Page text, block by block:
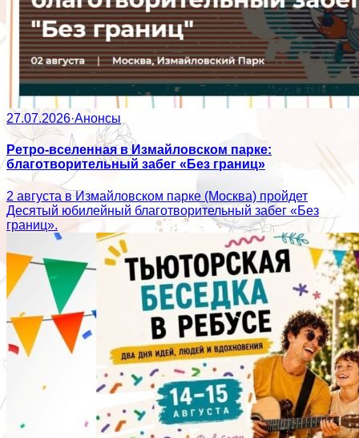
27.07.2026·Анонсы
Ретро-вселенная в Измайловском парке:
благотворительный забег «Без границ»
2 августа в Измайловском парке (Москва) пройдет
Десятый юбилейный благотворительный забег «Без
границ».